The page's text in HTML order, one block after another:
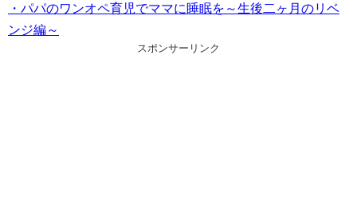
・パパのワンオペ育児でママに睡眠を～生後二ヶ月のリベ
ンジ編～
スポンサーリンク